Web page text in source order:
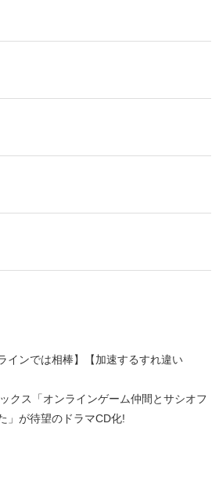
インでは相棒】【加速するすれ違い
クス「オンラインゲーム仲間とサシオフ
」が待望のドラマCD化!